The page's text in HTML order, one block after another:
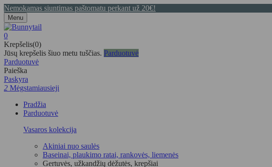
Nemokamas siuntimas paštomatu perkant už 20€!
Menu
0
Krepšelis(0)
Jūsų krepšelis šiuo metu tuščias. Parduotuvė
Parduotuvė
Paieška
Paskyra
2 Mėgstamiausieji
Pradžia
Parduotuvė
Vasaros kolekcija
Akiniai nuo saulės
Baseinai, plaukimo ratai, rankovės, liemenės
Gertuvės, užkandžių dėžutės, krepšiai